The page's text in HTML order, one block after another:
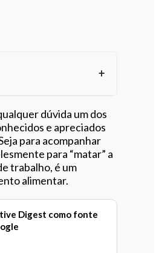
este artigodúvida um dos
e apreciados
para acompanhar
para “matar” a
trabalho, é um
alimentar.
Digest como fonte